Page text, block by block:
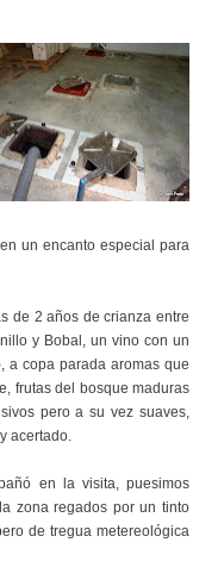
un encanto especial para
de 2 años de crianza entre
y Bobal, un vino con un
a copa parada aromas que
frutas del bosque maduras
pero a su vez suaves,
acertado.
en la visita, puesimos
zona regados por un tinto
de tregua metereológica